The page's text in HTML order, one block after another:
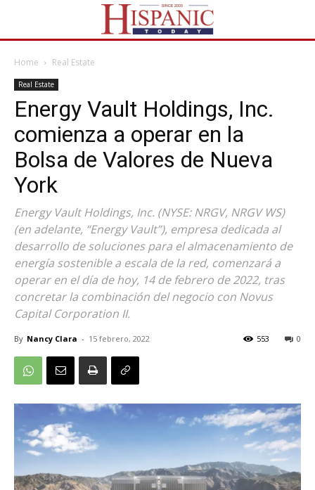
Home Real Estate
Real Estate
Energy Vault Holdings, Inc.
comienza a operar en la
Bolsa de Valores de Nueva
York
Energy Vault Holdings, Inc. (NYSE: NRGV, NRGV WS)
(en adelante, “Energy Vault”), empresa dedicada al
desarrollo de soluciones para el almacenamiento de
energía sostenible a escala de la red, comenzará a
operar en el día de hoy, 14 de febrero de 2022, tras
concretar la combinación del negocio con Novus
Capital Corporation II.
By Nancy Clara - 15 febrero, 2022 0
553